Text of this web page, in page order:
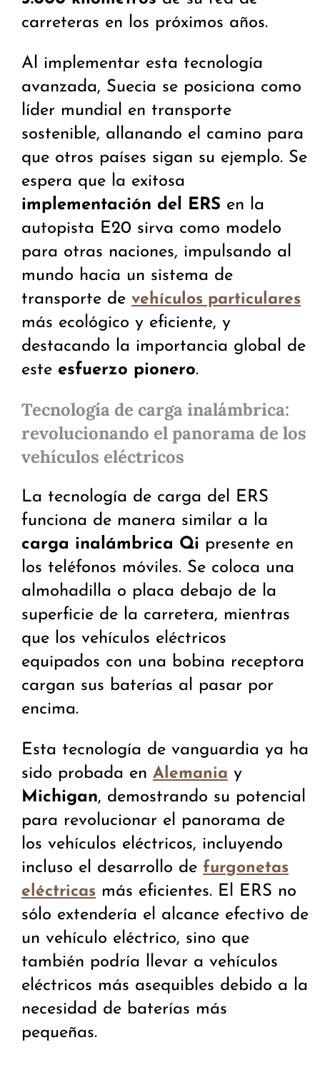
carreteras en los próximos años.
Al implementar esta tecnología
avanzada, Suecia se posiciona como
líder mundial en transporte
sostenible, allanando el camino para
que otros países sigan su ejemplo. Se
espera que la exitosa
implementación del ERS en la
autopista E20 sirva como modelo
para otras naciones, impulsando al
mundo hacia un sistema de
transporte de vehículos particulares
más ecológico y eficiente, y
destacando la importancia global de
este esfuerzo pionero.
Tecnología de carga inalámbrica:
revolucionando el panorama de los
vehículos eléctricos
La tecnología de carga del ERS
funciona de manera similar a la
carga inalámbrica Qi presente en
los teléfonos móviles. Se coloca una
almohadilla o placa debajo de la
superficie de la carretera, mientras
que los vehículos eléctricos
equipados con una bobina receptora
cargan sus baterías al pasar por
encima.
Esta tecnología de vanguardia ya ha
sido probada en Alemania y
Michigan, demostrando su potencial
para revolucionar el panorama de
los vehículos eléctricos, incluyendo
incluso el desarrollo de furgonetas
eléctricas más eficientes. El ERS no
sólo extendería el alcance efectivo de
un vehículo eléctrico, sino que
también podría llevar a vehículos
eléctricos más asequibles debido a la
necesidad de baterías más
pequeñas.